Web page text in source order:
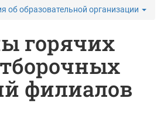
об образовательной организации
горячих
филиалов